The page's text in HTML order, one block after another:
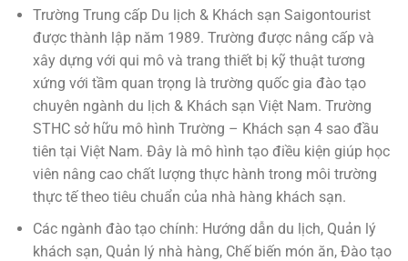
Trường Trung cấp Du lịch & Khách sạn Saigontourist
được thành lập năm 1989. Trường được nâng cấp và
xây dựng với qui mô và trang thiết bị kỹ thuật tương
xứng với tầm quan trọng là trường quốc gia đào tạo
chuyên ngành du lịch & Khách sạn Việt Nam. Trường
STHC sở hữu mô hình Trường – Khách sạn 4 sao đầu
tiên tại Việt Nam. Đây là mô hình tạo điều kiện giúp học
viên nâng cao chất lượng thực hành trong môi trường
thực tế theo tiêu chuẩn của nhà hàng khách sạn.
Các ngành đào tạo chính: Hướng dẫn du lịch, Quản lý
khách sạn, Quản lý nhà hàng, Chế biến món ăn, Đào tạo